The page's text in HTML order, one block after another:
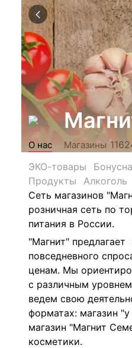
О нас Магазины
ЭКО-товары
Продукты
Алкоголь
Сеть магазинов
розничная сеть по
питания в России.
"Магнит"
повседневного
ценам. Мы
с различным
ведем свою
форматах: магазин
магазин "Магнит
косметики.